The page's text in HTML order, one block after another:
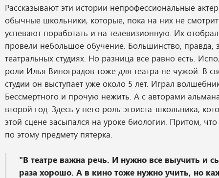
Рассказывают эти истории непрофессиональные
обычные школьники, которые, пока на них не
успевают поработать и на телевизионную. Их
провели небольшое обучение. Большинство, правда,
театральных студиях. Но разница все равно есть.
роли Илья Виноградов тоже для театра не чужой. В
студии он выступает уже около 5 лет. Играл
Бессмертного и прочую нежить. А с авторами
второй год. Здесь у него роль эгоиста-школьника,
этой сцене засыпался на уроке биологии. Притом,
по этому предмету пятерка.
"В театре важна речь. И нужно все выучить и
раза хорошо. А в кино тоже нужно учить, но